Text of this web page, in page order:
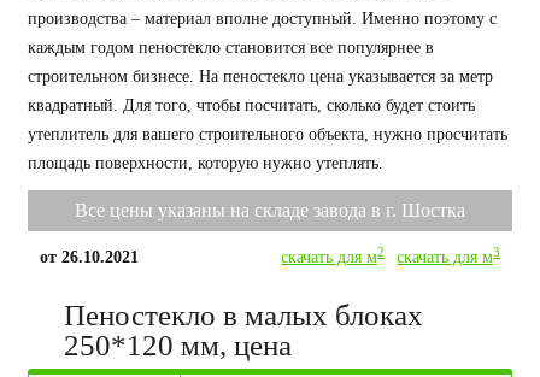
производства – материал вполне доступный. Именно поэтому с
каждым годом пеностекло становится все популярнее в
строительном бизнесе. На пеностекло цена указывается за метр
квадратный. Для того, чтобы посчитать, сколько будет стоить
утеплитель для вашего строительного объекта, нужно просчитать
площадь поверхности, которую нужно утеплять.
Все цены указаны на складе завода в г. Шостка
от 26.10.2021 скачать для м3
скачать для м2
Пеностекло в малых блоках
250*120 мм, цена